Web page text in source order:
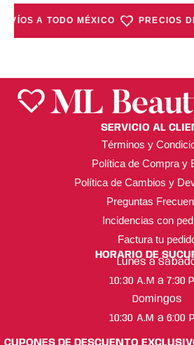
A TODO MÉXICO PRECIOS
SERVICIO AL
Términos y
Política de Compra y
Política de Cambios y
Preguntas
Incidencias con
Factura tu
HORARIO DE
Lunes a
10:30 A.M a 7:30
Domingos
10:30 A.M a 6:00